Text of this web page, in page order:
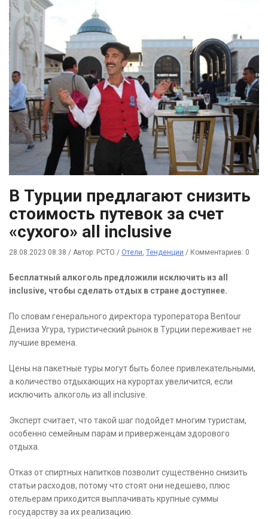
В Турции предлагают снизить
стоимость путевок за счет
«сухого» all inclusive
28.08.2023 08:38 / Автор: РСТО / Отели, Тенденции / Комментариев: 0
Бесплатный алкоголь предложили исключить из all
inclusive, чтобы сделать отдых в стране доступнее.
По словам генерального директора туроператора Bentour
Дениза Угура, туристический рынок в Турции переживает не
лучшие времена.
Цены на пакетные туры могут быть более привлекательными,
а количество отдыхающих на курортах увеличится, если
исключить алкоголь из all inclusive.
Эксперт считает, что такой шаг подойдет многим туристам,
особенно семейным парам и приверженцам здорового
отдыха.
Отказ от спиртных напитков позволит существенно снизить
статьи расходов, потому что стоят они недешево, плюс
отельерам приходится выплачивать крупные суммы
государству за их реализацию.